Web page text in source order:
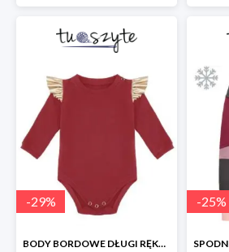
-29%
BODY BORDOWE DŁUGI RĘKAW
-25%